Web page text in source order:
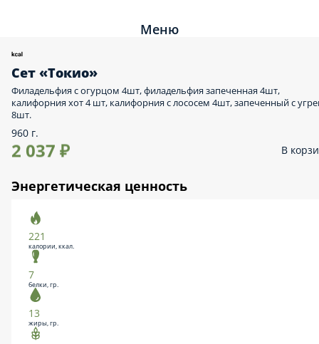
Меню
Сет «Токио»
Филадельфия с огурцом 4шт, филадельфия запеченная 4шт,
калифорния хот 4 шт, калифорния с лососем 4шт, запеченный с
8шт.
960 г.
2 037 ₽ В
Энергетическая ценность
221
калории, ккал.
7
белки, гр.
13
жиры, гр.